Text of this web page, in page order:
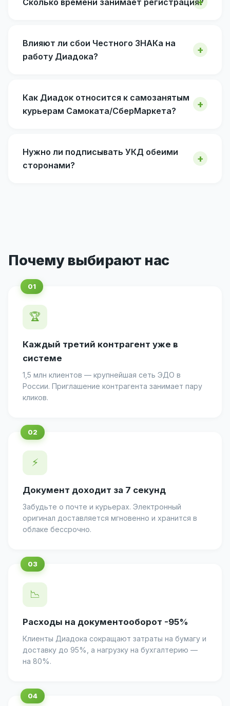
Сколько времени занимает регистрация?
Влияют ли сбои Честного ЗНАКа на
работу Диадока?
Как Диадок относится к самозанятым
курьерам Самоката/СберМаркета?
Нужно ли подписывать УКД обеими
сторонами?
Почему выбирают нас
🏆
Каждый третий контрагент уже в
системе
1,5 млн клиентов — крупнейшая сеть ЭДО в
России. Приглашение контрагента занимает пару
кликов.
⚡
Документ доходит за 7 секунд
Забудьте о почте и курьерах. Электронный
оригинал доставляется мгновенно и хранится в
облаке бессрочно.
📉
Расходы на документооборот -95%
Клиенты Диадока сокращают затраты на бумагу и
доставку до 95%, а нагрузку на бухгалтерию —
на 80%.